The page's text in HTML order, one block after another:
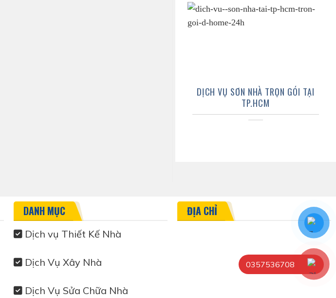
DỊCH VỤ SƠN NHÀ TRỌN GÓI TẠI
TP.HCM
DANH MỤC
Dịch vụ Thiết Kế Nhà
Dịch Vụ Xây Nhà
Dịch Vụ Sửa Chữa Nhà
ĐỊA CHỈ
0357536708